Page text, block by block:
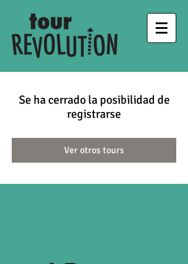
Se ha cerrado la posibilidad de
registrarse
Ver otros tours